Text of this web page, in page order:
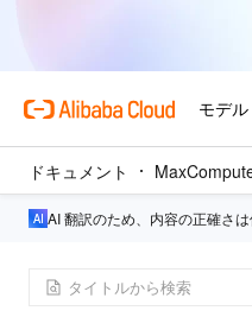
ドキュメント
AI 翻訳のため、内容の正確さ
LOCATE
LTRIM
PARSE_URL